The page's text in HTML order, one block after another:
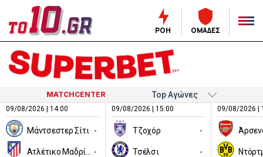
ΡΟΗ ΟΜΑΔΕΣ
MATCHCENTER
09/08/2026 | 14:00
Μάντσεστερ Σίτι -
-
09/08/2026 | 15:00
Τζοχόρ -
Τσέλσι -
09/08/2026 |